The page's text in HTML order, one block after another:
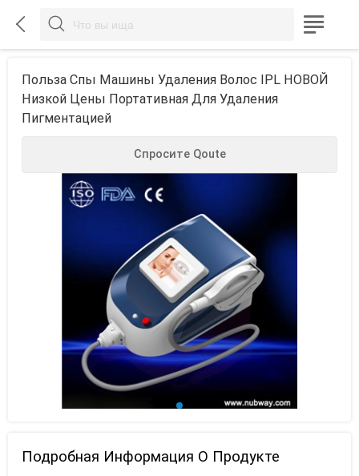
  
Польза Спы Машины Удаления Волос IPL НОВОЙ
Низкой Цены Портативная Для Удаления
Пигментацией
Спросите Qoute
Подробная Информация О Продукте